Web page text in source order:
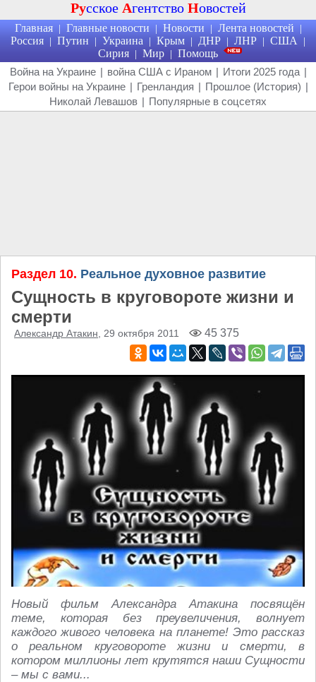
Русское Агентство Новостей
Главная | Главные новости | Новости | Лента новостей |
Россия | Путин | Украина | Крым | ДНР | ЛНР | США |
Сирия | Мир | Помощь
Война на Украине | война США с Ираном | Итоги 2025 года |
Герои войны на Украине | Гренландия | Прошлое (История) |
Николай Левашов | Популярные в соцсетях
Раздел 10. Реальное духовное развитие
Сущность в круговороте жизни и
смерти
Александр Атакин , 29 октября 2011 45 375
Новый фильм Александра Атакина посвящён
теме, которая без преувеличения, волнует
каждого живого человека на планете! Это рассказ
о реальном круговороте жизни и смерти, в
котором миллионы лет крутятся наши Сущности
– мы с вами...